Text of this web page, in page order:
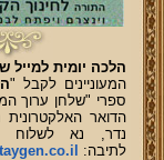
הלכה יומית למייל
המעוניינים לקבל "
ספרי "שלחן ערוך
הדואר האלקטרונית
נדר, נא לשלוח
לתיבה: